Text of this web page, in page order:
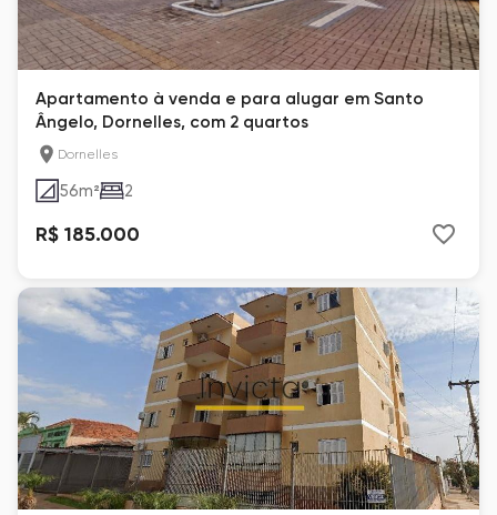
Apartamento à venda e para alugar em Santo
Ângelo, Dornelles, com 2 quartos
Dornelles
56m² 2
R$ 185.000